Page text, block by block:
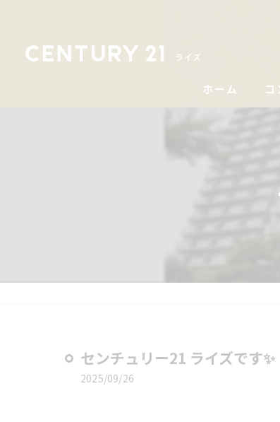
ホーム コ
センチュリー21 ライズです✨
2025/09/26